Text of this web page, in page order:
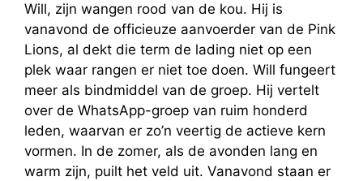
Will, zijn wangen rood van de kou. Hij is
vanavond de officieuze aanvoerder van de Pink
Lions, al dekt die term de lading niet op een
plek waar rangen er niet toe doen. Will fungeert
meer als bindmiddel van de groep. Hij vertelt
over de WhatsApp-groep van ruim honderd
leden, waarvan er zo’n veertig de actieve kern
vormen. In de zomer, als de avonden lang en
warm zijn, puilt het veld uit. Vanavond staan er